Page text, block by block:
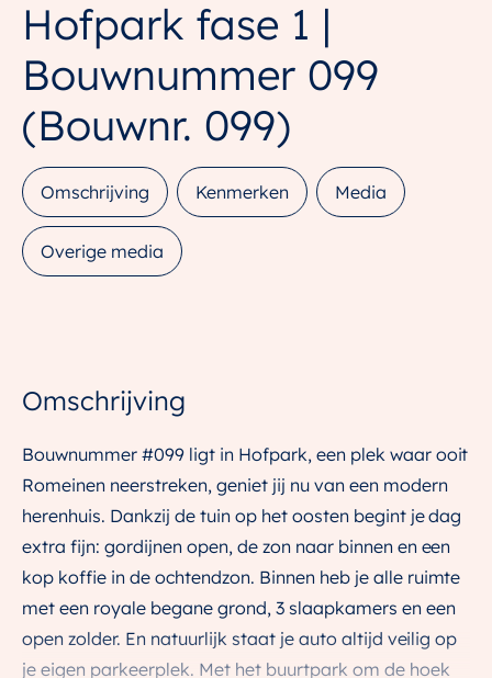
Hofpark fase 1 |
Bouwnummer 099
(Bouwnr. 099)
Omschrijving Kenmerken Media
Overige media
Omschrijving
Bouwnummer #099 ligt in Hofpark, een plek waar ooit
Romeinen neerstreken, geniet jij nu van een modern
herenhuis. Dankzij de tuin op het oosten begint je dag
extra fijn: gordijnen open, de zon naar binnen en een
kop koffie in de ochtendzon. Binnen heb je alle ruimte
met een royale begane grond, 3 slaapkamers en een
open zolder. En natuurlijk staat je auto altijd veilig op
je eigen parkeerplek. Met het buurtpark om de hoek